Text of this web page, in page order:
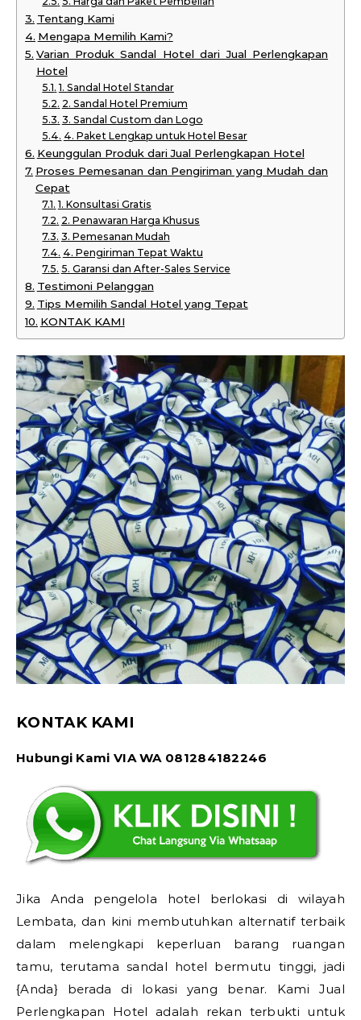
Tentang Kami
Mengapa Memilih Kami?
Varian Produk Sandal Hotel dari Jual Perlengkapan
Hotel
1. Sandal Hotel Standar
2. Sandal Hotel Premium
3. Sandal Custom dan Logo
4. Paket Lengkap untuk Hotel Besar
Keunggulan Produk dari Jual Perlengkapan Hotel
Proses Pemesanan dan Pengiriman yang Mudah dan
Cepat
1. Konsultasi Gratis
2. Penawaran Harga Khusus
3. Pemesanan Mudah
4. Pengiriman Tepat Waktu
5. Garansi dan After-Sales Service
Testimoni Pelanggan
Tips Memilih Sandal Hotel yang Tepat
KONTAK KAMI
KONTAK KAMI
Hubungi Kami VIA WA 081284182246
Jika Anda pengelola hotel berlokasi di wilayah
Lembata, dan kini membutuhkan alternatif terbaik
dalam melengkapi keperluan barang ruangan
tamu, terutama sandal hotel bermutu tinggi, jadi
{Anda} berada di lokasi yang benar. Kami Jual
Perlengkapan Hotel adalah rekan terbukti untuk